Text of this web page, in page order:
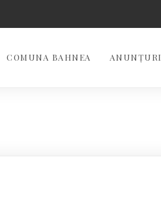
COMUNA BAHNEA